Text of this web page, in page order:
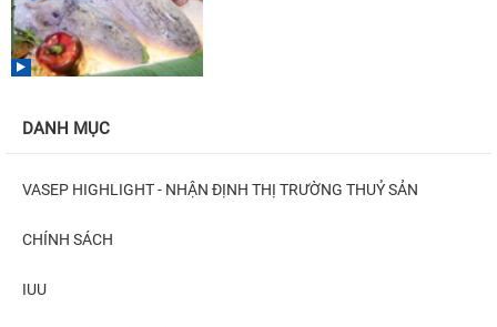
DANH MỤC
VASEP HIGHLIGHT - NHẬN ĐỊNH THỊ TRƯỜNG THUỶ SẢN
CHÍNH SÁCH
IUU